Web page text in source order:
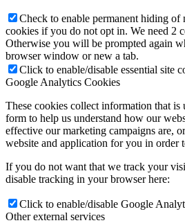
Check to enable permanent hiding of
cookies if you do not opt in. We need 2
Otherwise you will be prompted again
browser window or new a tab.
Click to enable/disable essential site
Google Analytics Cookies
These cookies collect information that is
form to help us understand how our
effective our marketing campaigns are,
website and application for you in order
If you do not want that we track your
disable tracking in your browser here:
Click to enable/disable Google
Other external services